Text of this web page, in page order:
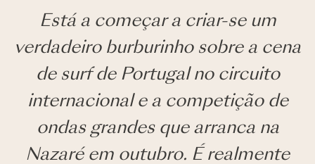
Está a começar a criar-se um
verdadeiro burburinho sobre a cena
de surf de Portugal no circuito
internacional e a competição de
ondas grandes que arranca na
Nazaré em outubro. É realmente